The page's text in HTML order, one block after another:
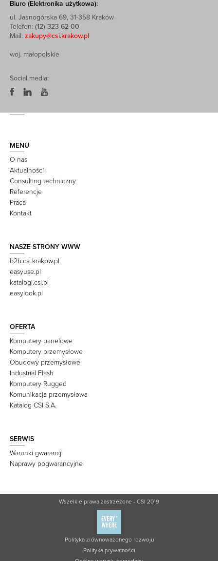
Biuro (Elektronika użytkowa):
ul. Jasnogórska 69, 31-358 Kraków
Telefon: (12) 323 62 00
Mail: zakupy@csi.krakow.pl
woj. małopolskie
Social media:
MENU
O nas
Aktualności
Consulting techniczny
Referencje
Praca
Kontakt
NASZE STRONY WWW
b2b.csi.krakow.pl
easyuse.pl
katalogi.csi.pl
easylook.pl
OFERTA
Komputery panelowe
Komputery przemysłowe
Obudowy przemysłowe
Industrial Flash
Komputery Rugged
Komunikacja przemysłowa
Katalog CSI S.A.
SERWIS
Warunki gwarancji
Naprawy pogwarancyjne
Wszelkie prawa zastrzeżone - CSI 2019
Polityka zrównoważonego rozwoju
Polityka prywatności